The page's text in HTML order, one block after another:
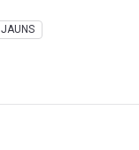
JAUNS